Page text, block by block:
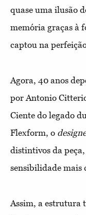
quase uma ilusão
memória graças à
captou na
Agora, 40 anos
por Antonio
Ciente do legado
Flexform, o
distintivos da
sensibilidade mais
Assim, a estrutura